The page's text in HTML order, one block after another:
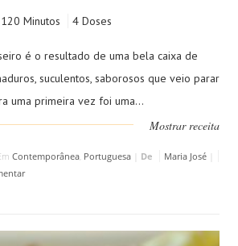
120 Minutos 4 Doses
é o resultado de uma bela caixa de
suculentos, saborosos que veio parar
uma primeira vez foi uma...
Mostrar receita
Contemporânea, Portuguesa| De Maria José|